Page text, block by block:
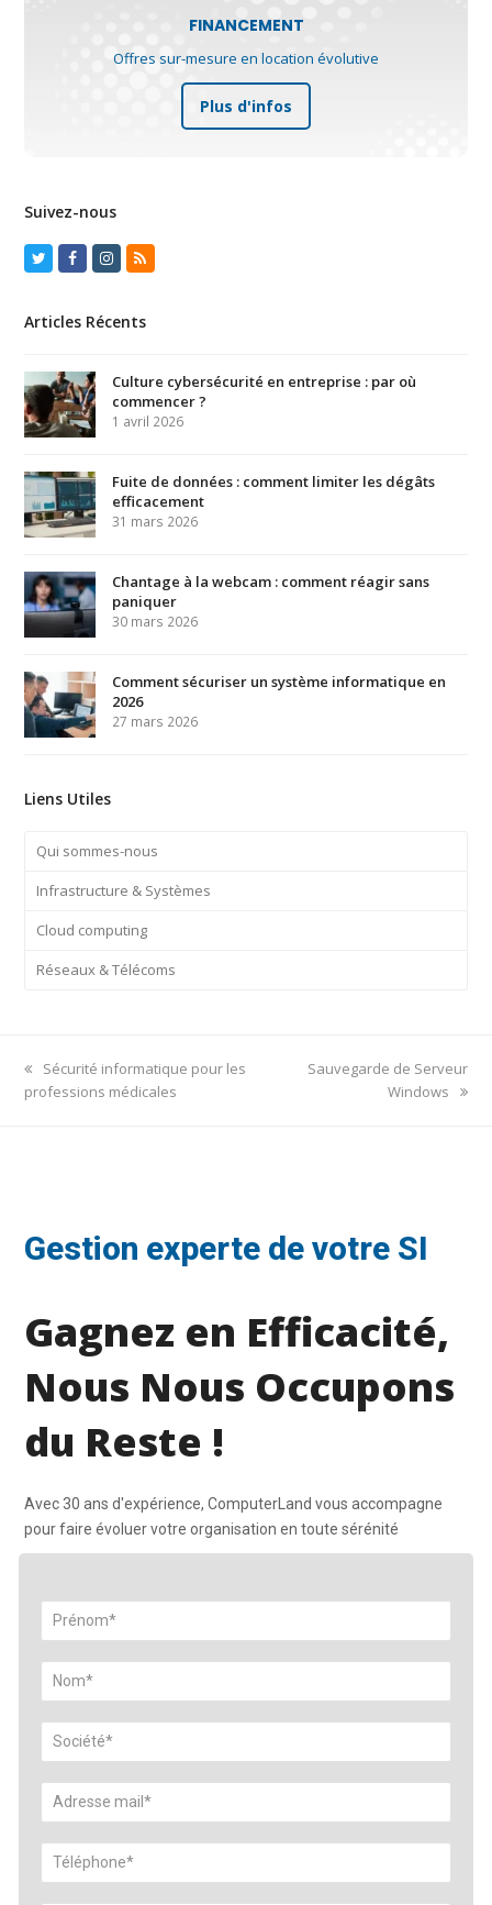
FINANCEMENT
Offres sur-mesure en location évolutive
Plus d'infos
Suivez-nous
TwitterFacebook
Instagram
RSS
Articles Récents
Culture cybersécurité en entreprise : par où
commencer ?
1 avril 2026
Fuite de données : comment limiter les dégâts
efficacement
31 mars 2026
Chantage à la webcam : comment réagir sans
paniquer
30 mars 2026
Comment sécuriser un système informatique en
2026
27 mars 2026
Liens Utiles
Qui sommes-nous
Infrastructure & Systèmes
Cloud computing
Réseaux & Télécoms
previous
post:
Sécurité informatique pour les
professions médicales
next
Sauvegarde de Serveur
Windows
Gestion experte de votre SI
Gagnez en Efficacité,
Nous Nous Occupons
du Reste !
Avec 30 ans d'expérience, ComputerLand vous accompagne
pour faire évoluer votre organisation en toute sérénité